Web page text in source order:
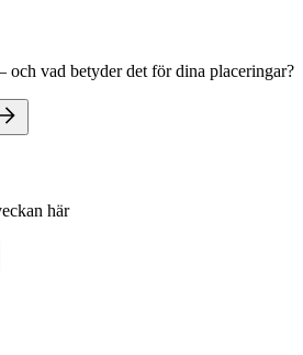
och vad betyder det för dina placeringar?
här